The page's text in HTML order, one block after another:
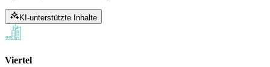
KI-unterstützte Inhalte
Viertel